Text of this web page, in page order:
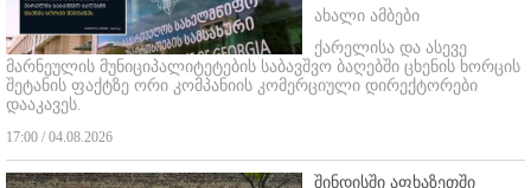
ახალი ამბები
ქარელისა და ასევე
მარნეულის მუნიციპალიტეტების საბავშვო ბაღებში ცხენის ხორცის
შეტანის ფაქტზე ორი კომპანიის კომერციული დირექტორები
დააკავეს.
17:00 / 04.08.2026
შინდისში აფხაზეთში